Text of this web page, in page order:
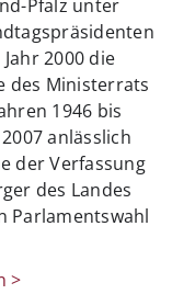
Pfalz unter
2000 die
des Ministerrats
1946 bis
anlässlich
der Verfassung
des Landes
Parlamentswahl
>